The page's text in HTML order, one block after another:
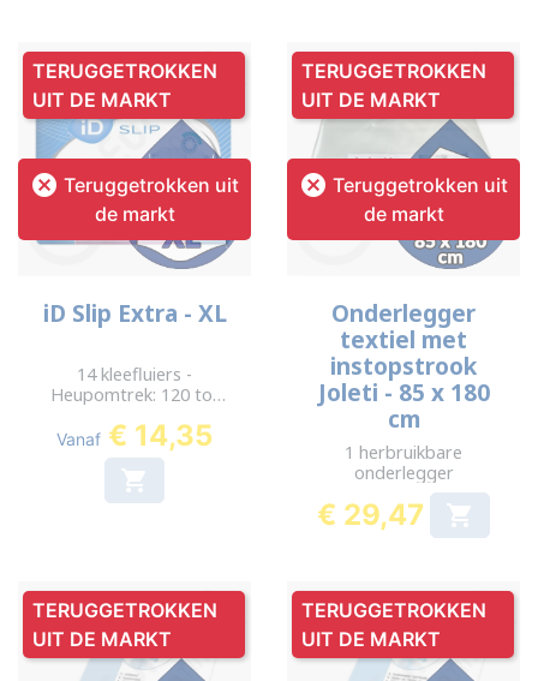
 Teruggetrokken uit
de markt
iD Slip Extra - XL
14 kleefluiers -
Heupomtrek: 120 tot
Vanaf € 14,35

TERUGGETROKKEN
UIT DE MARKT
 Teruggetrokken uit
de markt
Onderlegger
textiel met
instopstrook
Joleti - 85 x 180
cm
1 herbruikbare
onderlegger
Prijs
€ 29,47 
TERUGGETROKKEN
UIT DE MARKT
TERUGGETROKKEN
UIT DE MARKT
TERUGGETROKKEN
UIT DE MARKT